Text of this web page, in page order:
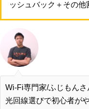
ッシュバック＋その他
Wi-Fi専門家/ふじもんさ
光回線選びで初心者が